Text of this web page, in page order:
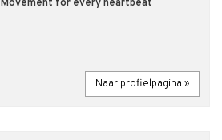
Movement for every heartbeat
Naar profielpagina »